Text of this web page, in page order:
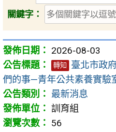
關鍵字：
2026-08-03
轉知
臺北市政
們的事—青年公共素養實驗
最新消息
訓育組
56